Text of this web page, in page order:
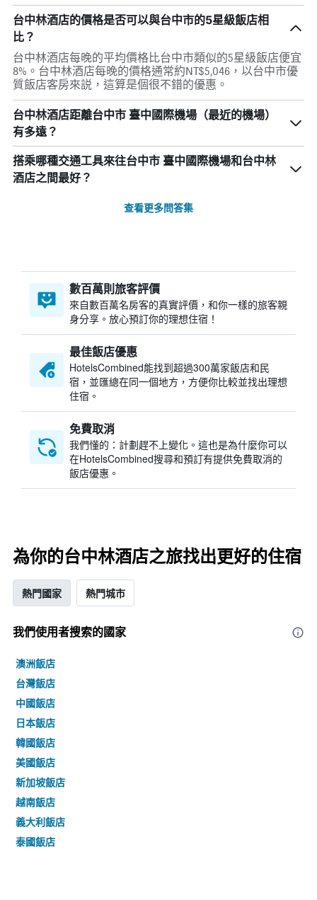
台中林酒店的價格是否可以與台中市的5星級飯店相
比？
台中林酒店每晚的平均價格比台中市類似的5星級飯店便宜
8%。台中林酒店每晚的價格通常約NT$5,046，以台中市優
質飯店客房來説，這算是個很不錯的優惠。
台中林酒店距離台中市 臺中國際機場（最近的機場）
有多遠？
搭乘哪種交通工具來往台中市 臺中國際機場和台中林
酒店之間最好？
查看更多問答集
數百萬則旅客評價
來自數百萬名房客的真實評價，和你一樣的旅客親
身分享。放心預訂你的理想住宿！
最佳飯店優惠
HotelsCombined​能找到超過300萬家飯店和民
宿，並匯總在同一個地方，方便你比較並找出理想
住宿。
免費取消
我們懂的：計劃趕不上變化。這也是為什麼你可以
在HotelsCombined搜尋和預訂有提供免費取消的
飯店優惠。
為你的台中林酒店之旅找出更好的住宿
熱門國家 熱門城市
我們使用者搜索的國家
澳洲飯店
台灣飯店
中國飯店
日本飯店
韓國飯店
美國飯店
新加坡飯店
越南飯店
義大利飯店
泰國飯店